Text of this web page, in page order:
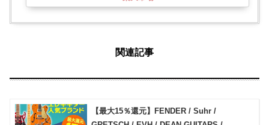
関連記事
【最大15％還元】FENDER / Suhr /